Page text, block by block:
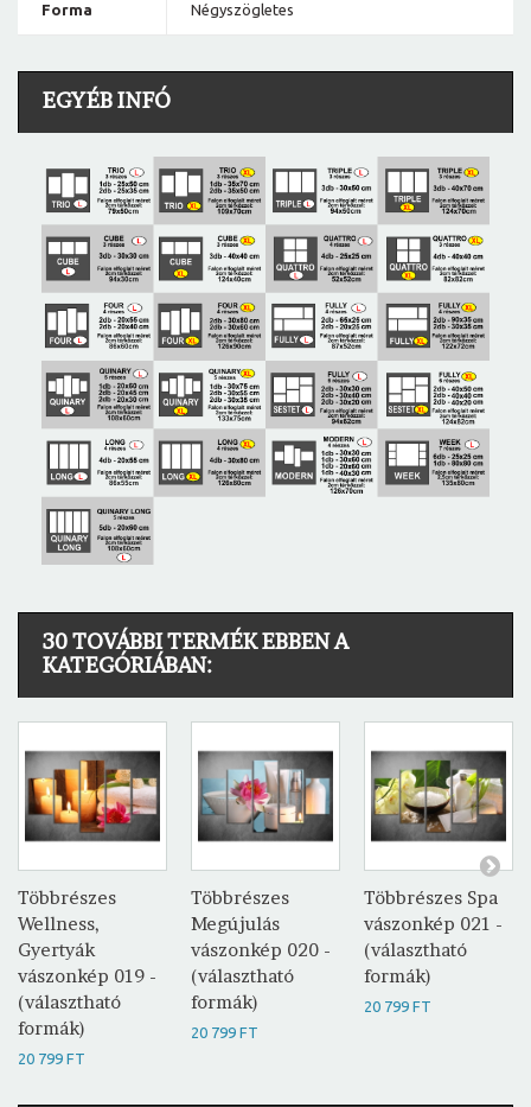
Forma Négyszögletes
EGYÉB INFÓ
30 TOVÁBBI TERMÉK EBBEN A
KATEGÓRIÁBAN:
Többrészes
Wellness,
Gyertyák
vászonkép 019 -
(választható
formák)
20 799 FT
Többrészes
Megújulás
vászonkép 020 -
(választható
formák)
20 799 FT
Többrészes Spa
vászonkép 021 -
(választható
formák)
20 799 FT